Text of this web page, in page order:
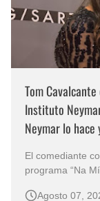
Tom
Instituto
Neymar lo hace
El comediante
programa “Na
eventos benéficos
Agosto 07,